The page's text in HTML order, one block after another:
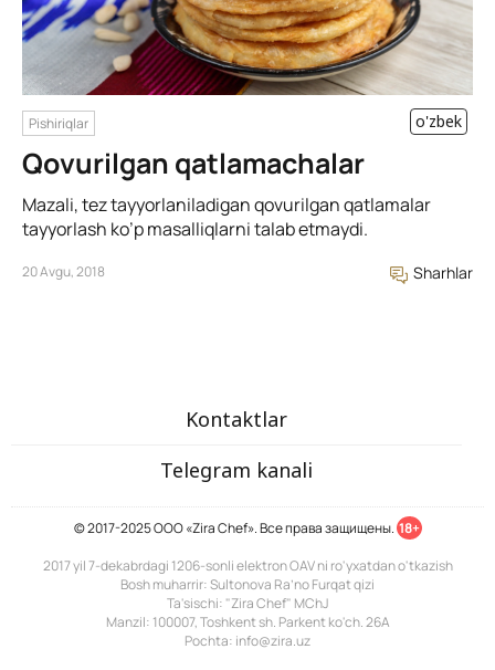
Pishiriqlar o'zbek
Qovurilgan qatlamachalar
Mazali, tez tayyorlaniladigan qovurilgan qatlamalar
tayyorlash ko’p masalliqlarni talab etmaydi.
20 Avgu, 2018 Sharhlar
Kontaktlar
Telegram kanali
© 2017-2025 ООО «Zira Chef». Все права защищены. 18+
2017 yil 7-dekabrdagi 1206-sonli elektron OAV ni ro'yxatdan o'tkazish
Bosh muharrir: Sultonova Ra’no Furqat qizi
Ta'sischi: "Zira Chef" MChJ
Manzil: 100007, Toshkent sh. Parkent ko'ch. 26A
Pochta: info@zira.uz